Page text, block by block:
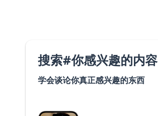
搜索#你感兴趣的内容
学会谈论你真正感兴趣的东西